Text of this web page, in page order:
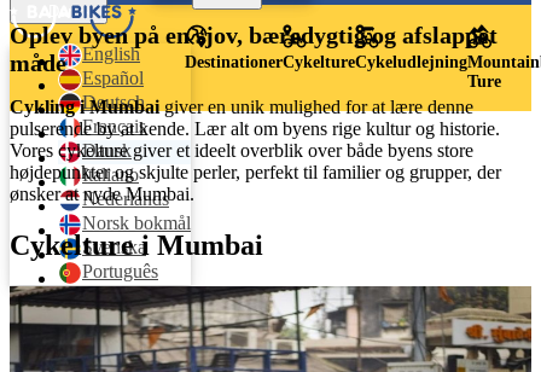
Dansk
English
Español
Deutsch
Français
Dansk
Italiano
Nederlands
Norsk bokmål
Svenska
Português
DestinationerCykeltureCykeludlejning
Ture
Oplev byen på en sjov, bæredygtig og afslappet
måde
Cykling i Mumbaigiver en unik mulighed for at lære denne
pulserende by at kende. Lær alt om byens rige kultur og historie.
Vores cykelture giver et ideelt overblik over både byens store
højdepunkter og skjulte perler, perfekt til familier og grupper, der
ønsker at nyde Mumbai.
Cykelture i Mumbai